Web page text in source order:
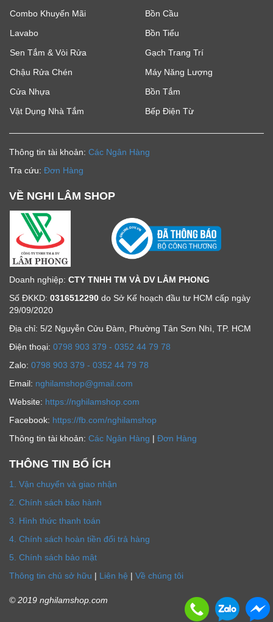
Combo Khuyến Mãi
Bồn Cầu
Lavabo
Bồn Tiểu
Sen Tắm & Vòi Rửa
Gạch Trang Trí
Chậu Rửa Chén
Máy Năng Lượng
Cửa Nhựa
Bồn Tắm
Vật Dụng Nhà Tắm
Bếp Điện Từ
Thông tin tài khoản: Các Ngân Hàng
Tra cứu: Đơn Hàng
VỀ NGHI LÂM SHOP
Doanh nghiệp: CTY TNHH TM VÀ DV LÂM PHONG
Số ĐKKD: 0316512290 do Sở Kế hoạch đầu tư HCM cấp ngày
29/09/2020
Địa chỉ: 5/2 Nguyễn Cửu Đàm, Phường Tân Sơn Nhì, TP. HCM
Ðiện thoại: 0798 903 379 - 0352 44 79 78
Zalo: 0798 903 379 - 0352 44 79 78
Email: nghilamshop@gmail.com
Website: https://nghilamshop.com
Facebook: https://fb.com/nghilamshop
Thông tin tài khoản: Các Ngân Hàng | Đơn Hàng
THÔNG TIN BỔ ÍCH
1. Vận chuyển và giao nhận
2. Chính sách bảo hành
3. Hình thức thanh toán
4. Chính sách hoàn tiền đổi trả hàng
5. Chính sách bảo mật
Thông tin chủ sở hữu | Liên hệ | Về chúng tôi
© 2019 nghilamshop.com